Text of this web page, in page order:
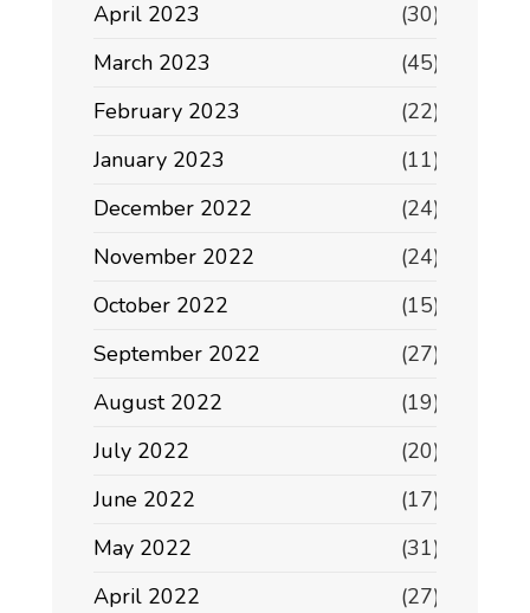
April 2023
(30)
March 2023
(45)
February 2023
(22)
January 2023
(11)
December 2022
(24)
November 2022
(24)
October 2022
(15)
September 2022
(27)
August 2022
(19)
July 2022
(20)
June 2022
(17)
May 2022
(31)
April 2022
(27)